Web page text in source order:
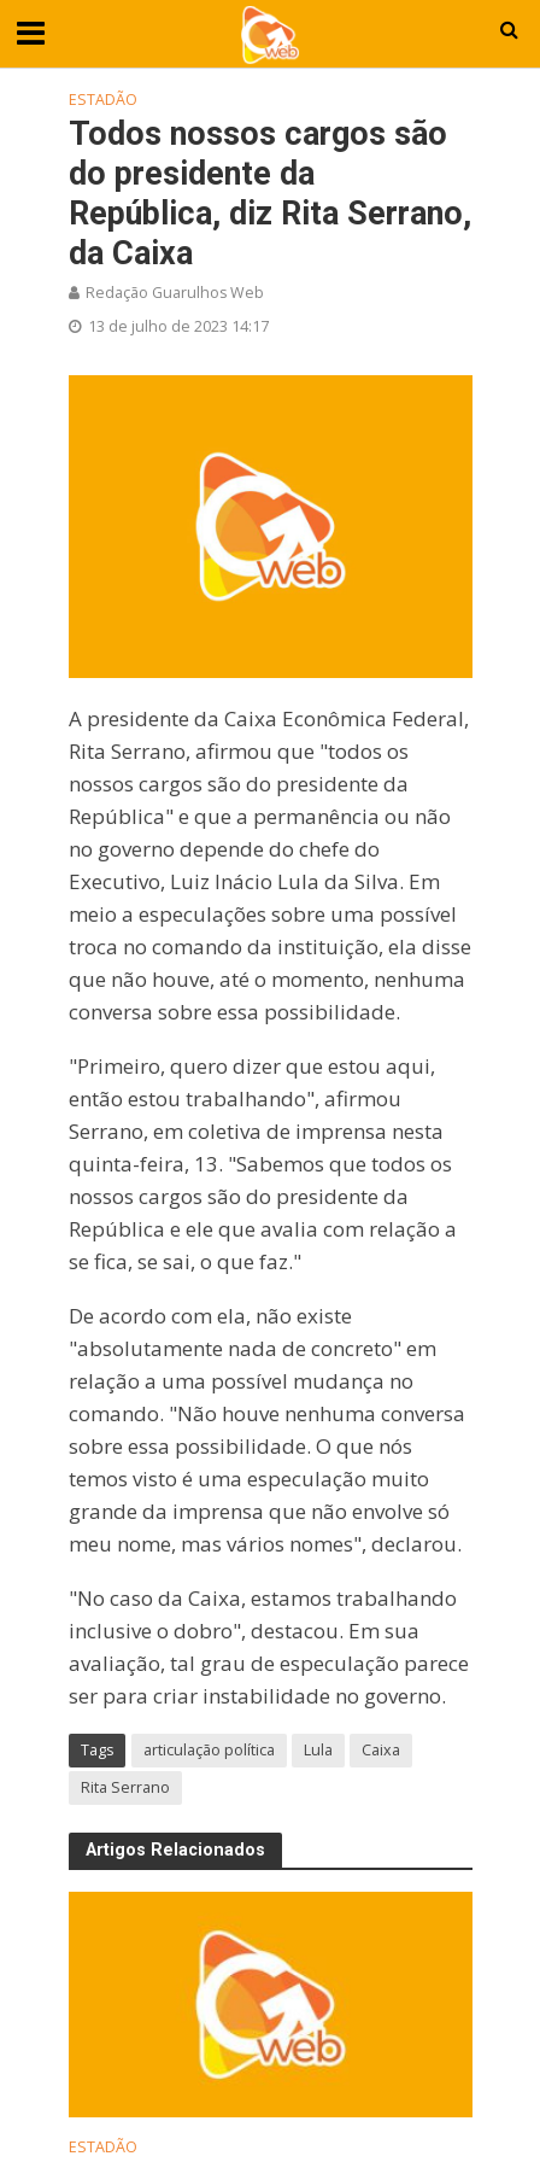
ESTADÃO
Todos nossos cargos são
do presidente da
República, diz Rita Serrano,
da Caixa
Redação Guarulhos Web
13 de julho de 2023 14:17
A presidente da Caixa Econômica Federal,
Rita Serrano, afirmou que "todos os
nossos cargos são do presidente da
República" e que a permanência ou não
no governo depende do chefe do
Executivo, Luiz Inácio Lula da Silva. Em
meio a especulações sobre uma possível
troca no comando da instituição, ela disse
que não houve, até o momento, nenhuma
conversa sobre essa possibilidade.
"Primeiro, quero dizer que estou aqui,
então estou trabalhando", afirmou
Serrano, em coletiva de imprensa nesta
quinta-feira, 13. "Sabemos que todos os
nossos cargos são do presidente da
República e ele que avalia com relação a
se fica, se sai, o que faz."
De acordo com ela, não existe
"absolutamente nada de concreto" em
relação a uma possível mudança no
comando. "Não houve nenhuma conversa
sobre essa possibilidade. O que nós
temos visto é uma especulação muito
grande da imprensa que não envolve só
meu nome, mas vários nomes", declarou.
"No caso da Caixa, estamos trabalhando
inclusive o dobro", destacou. Em sua
avaliação, tal grau de especulação parece
ser para criar instabilidade no governo.
Tags articulação política Lula
Caixa
Rita Serrano
Artigos Relacionados
ESTADÃO